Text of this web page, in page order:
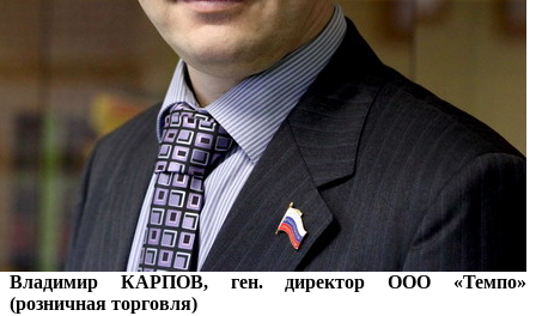
Владимир КАРПОВ, ген. директор ООО «Темпо»
(розничная торговля)